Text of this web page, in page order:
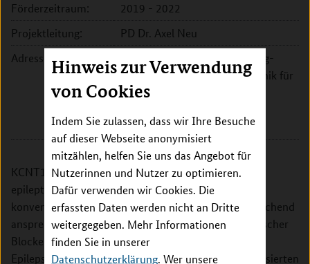
Hinweis zur Verwendung
von Cookies
Indem Sie zulassen, dass wir Ihre Besuche
auf dieser Webseite anonymisiert
mitzählen, helfen Sie uns das Angebot für
Nutzerinnen und Nutzer zu optimieren.
Dafür verwenden wir Cookies. Die
erfassten Daten werden nicht an Dritte
weitergegeben. Mehr Informationen
finden Sie in unserer
Datenschutzerklärung. Wer unsere
Förderzeitraum:
2019 - 2022
Projektleitung:
PD Dr. Axel Neu
Adresse:
Universitätsklinikum Hamburg-
Eppendorf - Klinik und Poliklinik für
Kinder- und Jugendmedizin
20251 Hamburg
KCNT1-Genmutationen sind mit früh beginnenden
epileptischen Enzephalopathien assoziiert, die auf
konventionelle antikonvulsive Therapien nur unzureichend
ansprechen. Projektziel ist die Identifizierung spezifischer
Blocker für die Behandlung von KCNT1-assoziierten
Epilepsien. Neue KCNT1-Blocker werden mit Zell-basierten